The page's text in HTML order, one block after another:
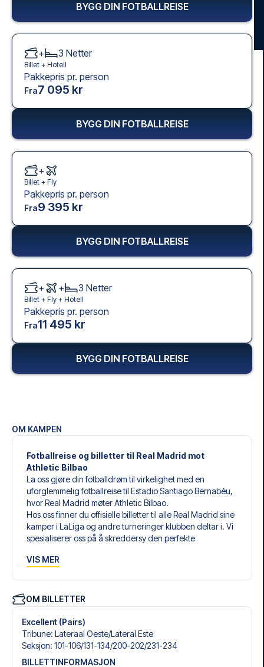
OM KAMPEN
Fotballreise og billetter til Real Madrid mot
Athletic Bilbao
La oss gjøre din fotballdrøm til virkelighet med en
uforglemmelig fotballreise til Estadio Santiago Bernabéu,
hvor Real Madrid møter Athletic Bilbao.
Hos oss finner du offisielle billetter til alle Real Madrid sine
kamper i LaLiga og andre turneringer klubben deltar i. Vi
spesialiserer oss på å skreddersy den perfekte
behov.
sammen din egen fotballpakke, tilpasset dine preferanser.
Velg blant et bredt utvalg av fotballbilletter, nøye utvalgte
hoteller for enhver smak og budsjett, samt fleksible fly som
passer deg best.
Når du velger billettype, kan du se hvilken seksjon du skal
VIS MER
OM BILLETTER
Excellent (Pairs)
Tribune: Lateraal Oeste/​Lateral Este
Seksjon: 101-106/​131-134/​200-202/​231-234
BILLETTINFORMASJON
BYGG DIN FOTBALLREISE
+ 3 Netter
Billet + Hotell
Pakkepris pr. person
Fra7 095 kr
BYGG DIN FOTBALLREISE
+
Billet + Fly
Pakkepris pr. person
Fra9 395 kr
BYGG DIN FOTBALLREISE
+ + 3 Netter
Billet + Fly + Hotell
Pakkepris pr. person
Fra11 495 kr
BYGG DIN FOTBALLREISE